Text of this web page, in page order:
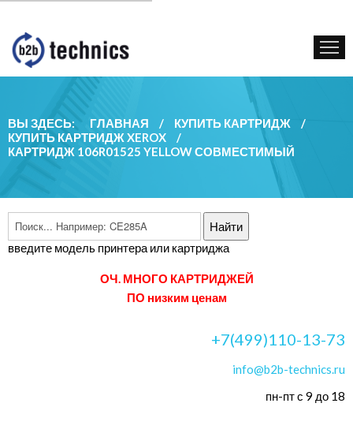
КУПИТЬ КАРТРИДЖ
ГОС. УЧРЕЖДЕНИЯМ
КОНТАКТЫ
ВЫ ЗДЕСЬ: ГЛАВНАЯ / КУПИТЬ КАРТРИДЖ
/
КУПИТЬ КАРТРИДЖ XEROX
/
КАРТРИДЖ 106R01525 YELLOW СОВМЕСТИМЫЙ
введите модель принтера или картриджа
ОЧ. МНОГО КАРТРИДЖЕЙ
ПО низким ценам
+7(499)110-13-73
info@b2b-technics.ru
пн-пт с 9 до 18